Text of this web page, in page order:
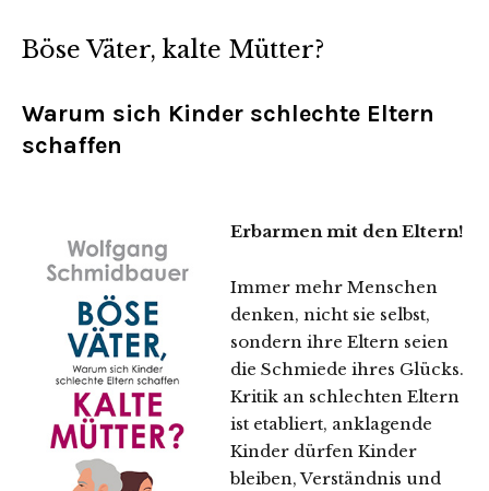
Böse Väter, kalte Mütter?
Warum sich Kinder schlechte Eltern
schaffen
Erbarmen mit den Eltern!
Immer mehr Menschen
denken, nicht sie selbst,
sondern ihre Eltern seien
die Schmiede ihres Glücks.
Kritik an schlechten Eltern
ist etabliert, anklagende
Kinder dürfen Kinder
bleiben, Verständnis und